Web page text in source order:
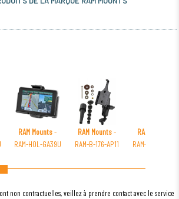
RAM Mounts-
RAM-HOL-GA39U
RAM Mounts-
RAM-B-176-AP11
RAM Mounts
RAM-B-149Z-
non contractuelles, veillez à prendre contact avec le service